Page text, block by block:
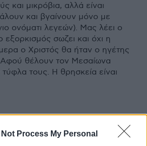
Not Process My Personal
και μικρόβια, αλλά είναι
και βγαίνουν μόνο με
ονόματι λεγεών). Μας λέει ο
εξορκισμός σωζει και όχι η
ο Χριστός θα ήταν ο ηγέτης
θέλουν τον Μεσαίωνα
τους. Η θρησκεία είναι